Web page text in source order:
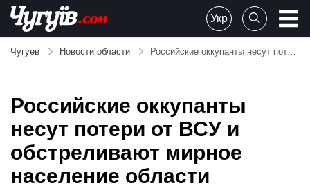
Skip
content
Chuguiv
Укр
Чугуев Новости области Российские оккупанты несут потери от ВСУ и обстреливают мирное население области
Российские оккупанты
несут потери от ВСУ и
обстреливают мирное
население области